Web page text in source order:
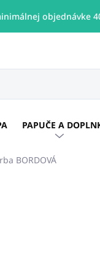
objednávke
PAPUČE A
BORDOVÁ